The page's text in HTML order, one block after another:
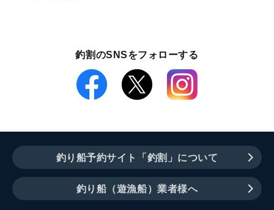
釣割のSNSをフォローする
釣り船予約サイト「釣割」について
釣り船（遊漁船）業者様へ